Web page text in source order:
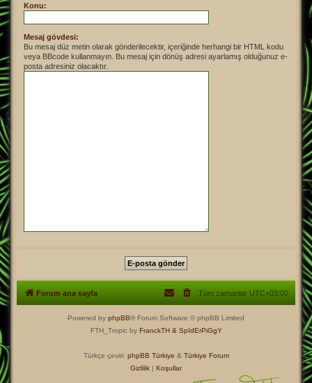
Konu:
Mesaj gövdesi:
Bu mesaj düz metin olarak gönderilecektir, içeriğinde herhangi bir HTML kodu
veya BBcode kullanmayın. Bu mesaj için dönüş adresi ayarlamış olduğunuz e-
posta adresiniz olacaktır.
Forum ana sayfa Tüm zamanlar UTC+03:00
Powered by phpBB® Forum Software © phpBB Limited
FTH_Tropic by FranckTH & SpIdErPiGgY
Türkçe çeviri: phpBB Türkiye & Türkiye Forum
Gizlilik | Koşullar